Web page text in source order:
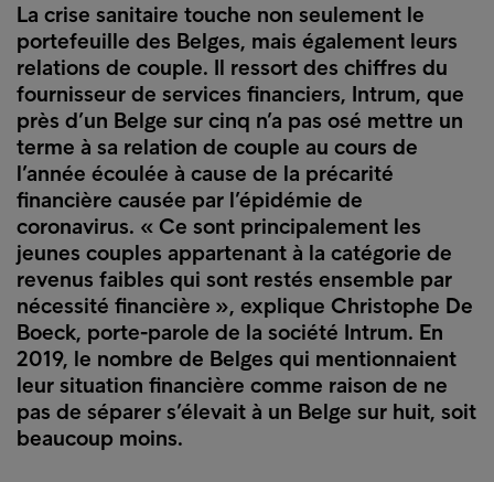
La crise sanitaire touche non seulement le
portefeuille des Belges, mais également leurs
relations de couple. Il ressort des chiffres du
fournisseur de services financiers, Intrum, que
près d’un Belge sur cinq n’a pas osé mettre un
terme à sa relation de couple au cours de
l’année écoulée à cause de la précarité
financière causée par l’épidémie de
coronavirus. « Ce sont principalement les
jeunes couples appartenant à la catégorie de
revenus faibles qui sont restés ensemble par
nécessité financière », explique Christophe De
Boeck, porte-parole de la société Intrum. En
2019, le nombre de Belges qui mentionnaient
leur situation financière comme raison de ne
pas de séparer s’élevait à un Belge sur huit, soit
beaucoup moins.